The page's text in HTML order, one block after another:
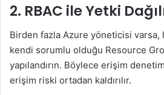
2. RBAC ile Yetki
Birden fazla Azure yöneticisi varsa,
kendi sorumlu olduğu Resource
yapılandırın. Böylece erişim
erişim riski ortadan kaldırılır.